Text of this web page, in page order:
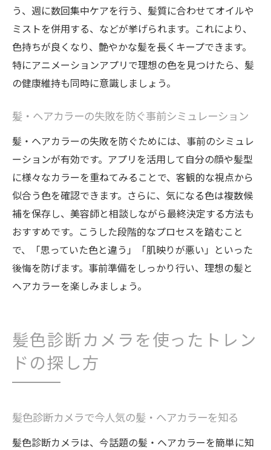
う、週に数回集中ケアを行う、髪質に合わせてオイルや
ミストを併用する、などが挙げられます。これにより、
色持ちが良くなり、艶やかな髪を長くキープできます。
特にアニメーションアプリで理想の色を見つけたら、髪
の健康維持も同時に意識しましょう。
髪・ヘアカラーの失敗を防ぐ事前シミュレーション
髪・ヘアカラーの失敗を防ぐためには、事前のシミュレ
ーションが有効です。アプリを活用して自分の顔や髪型
に様々なカラーを重ねてみることで、客観的な視点から
似合う色を確認できます。さらに、気になる色は複数候
補を保存し、美容師と相談しながら最終決定する方法も
おすすめです。こうした段階的なプロセスを踏むこと
で、「思っていた色と違う」「肌映りが悪い」といった
後悔を防げます。事前準備をしっかり行い、理想の髪と
ヘアカラーを楽しみましょう。
髪色診断カメラを使ったトレン
ドの探し方
髪色診断カメラで今人気の髪・ヘアカラーを知る
髪色診断カメラは、今話題の髪・ヘアカラーを簡単に知